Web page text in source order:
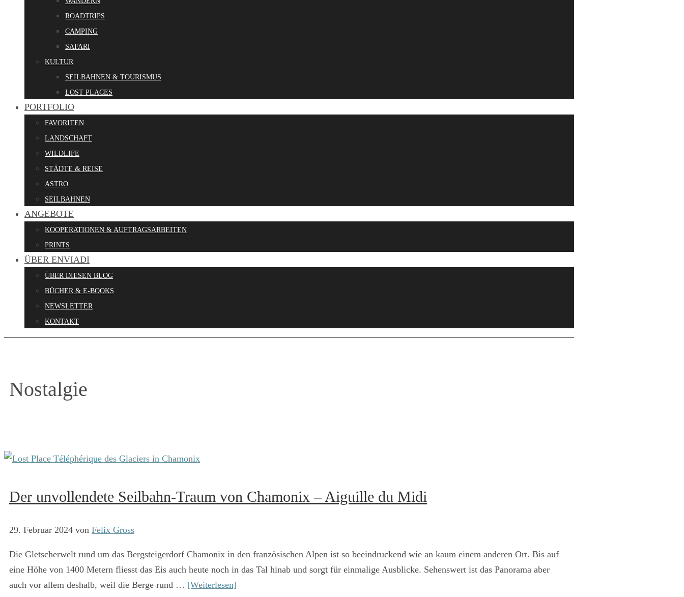
ROADTRIPS
CAMPING
SAFARI
KULTUR
SEILBAHNEN & TOURISMUS
LOST PLACES
PORTFOLIO
FAVORITEN
LANDSCHAFT
WILDLIFE
STÄDTE & REISE
ASTRO
SEILBAHNEN
ANGEBOTE
KOOPERATIONEN & AUFTRAGSARBEITEN
PRINTS
ÜBER ENVIADI
ÜBER DIESEN BLOG
BÜCHER & E-BOOKS
NEWSLETTER
KONTAKT
Nostalgie
Der unvollendete Seilbahn-Traum von Chamonix – Aiguille du Midi
29. Februar 2024 von Felix Gross
Die Gletscherwelt rund um das Bergsteigerdorf Chamonix in den französischen Alpen ist so beeindruckend wie an kaum einem anderen Ort. Bis auf
eine Höhe von 1400 Metern fliesst das Eis auch heute noch in das Tal hinab und sorgt für einmalige Ausblicke. Sehenswert ist das Panorama aber
auch vor allem deshalb, weil die Berge rund … [Weiterlesen]